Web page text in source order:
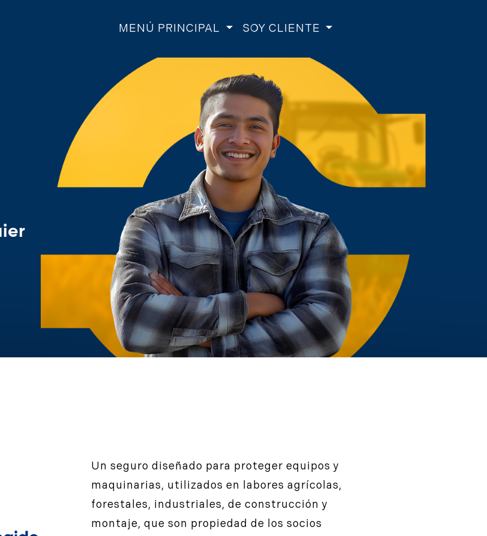
MENÚ PRINCIPAL SOY CLIENTE
Un seguro diseñado para proteger equipos y
maquinarias, utilizados en labores agrícolas,
forestales, industriales, de construcción y
montaje, que son propiedad de los socios